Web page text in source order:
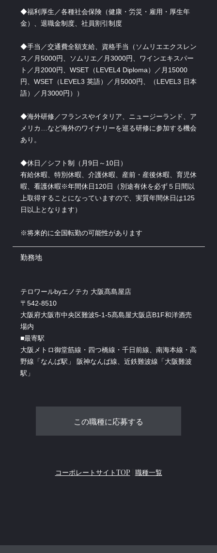
◆福利厚生／各種社会保険（健康・労災・雇用・厚生年
金）、退職金制度、社員割引制度
◆手当／交通費全額支給、資格手当（ソムリエエクスレン
ス／月5000円、ソムリエ／月3000円、ワインエキスパー
ト／月2000円、WSET（LEVEL4 Diploma）／月15000
円、WSET（LEVEL3 英語）／月5000円、（LEVEL3 日本
語）／月3000円））
◆海外研修／フランスやイタリア、ニュージーランド、ア
メリカ…など海外のワイナリーを巡る研修に参加する機会
あり。
◆休日／シフト制（月9日～10日）
有給休暇、特別休暇、介護休暇、産前・産後休暇、育児休
暇、看護休暇※年間休日120日（別途有休を必ず５日間以
上取得することになっていますので、実質年間休日は125
日以上となります）
※将来的に全国転勤の可能性があります
勤務地
テロワールbyエノテカ 大阪髙島屋店
〒542-8510
大阪府大阪市中央区難波5-1-5髙島屋大阪店B1F和洋酒売
場内
■最寄駅
大阪メトロ御堂筋線・四つ橋線・千日前線、南海本線・高
野線「なんば駅」 阪神なんば線、近鉄難波線「大阪難波
駅」
コーポレートサイトTOP 職種一覧